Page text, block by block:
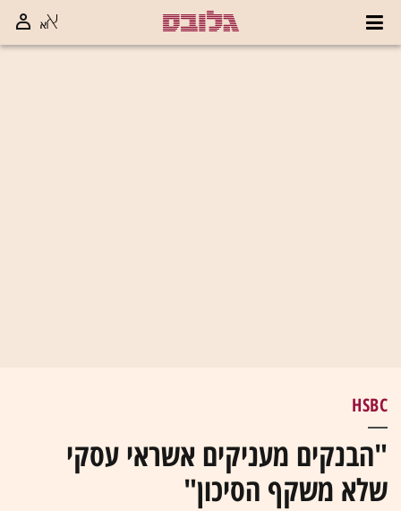
HSBC
"הבנקים מעניקים אשראי עסקי
שלא משקף הסיכון"